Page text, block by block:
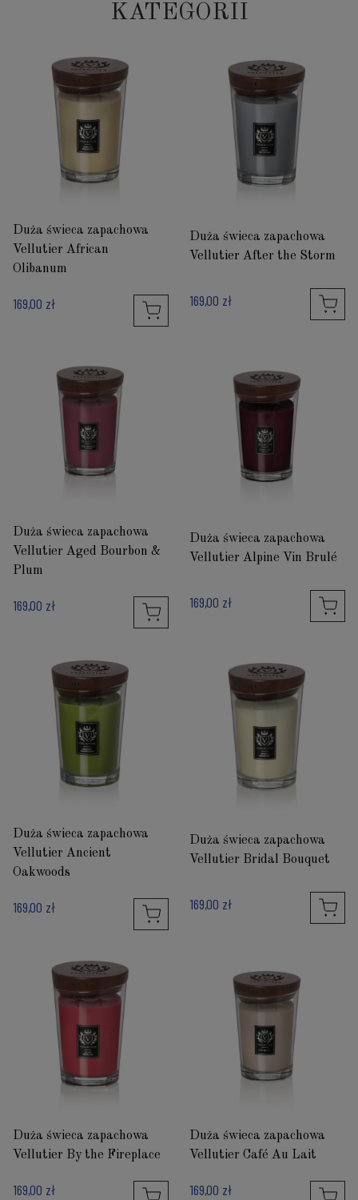
KATEGORII
Duża świeca zapachowa
Vellutier African
Olibanum
169,00 zł
Duża świeca zapachowa
Vellutier After the Storm
169,00 zł
Duża świeca zapachowa
Vellutier Aged Bourbon &
Plum
169,00 zł
Duża świeca zapachowa
Vellutier Alpine Vin Brulé
169,00 zł
Duża świeca zapachowa
Vellutier Ancient
Oakwoods
169,00 zł
Duża świeca zapachowa
Vellutier Bridal Bouquet
169,00 zł
Duża świeca zapachowa
Vellutier By the Fireplace
169,00 zł
Duża świeca zapachowa
Vellutier Café Au Lait
169,00 zł